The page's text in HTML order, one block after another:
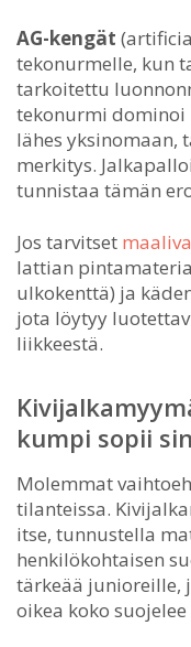
AG-kengät
tekonurmelle, kun
tarkoitettu
tekonurmi dominoi
lähes yksinomaan,
merkitys.
tunnistaa tämän
Jos tarvitset
lattian
ulkokenttä) ja
jota löytyy
liikkeestä.
kumpi sopii
Molemmat
tilanteissa.
itse, tunnustella
henkilökohtaisen
tärkeää junioreille,
oikea koko